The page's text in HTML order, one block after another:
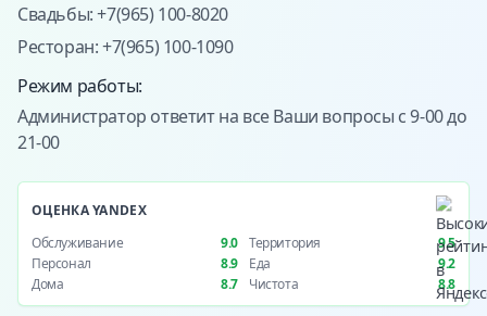
Свадьбы: +7(965) 100-8020
Ресторан: +7(965) 100-1090
Режим работы:
Администратор ответит на все Ваши вопросы с 9-00 до
21-00
ОЦЕНКА YANDEX
Обслуживание
9.0 Территория
9.5
Персонал
8.9 Еда
9.2
Дома
8.7 Чистота 8.8